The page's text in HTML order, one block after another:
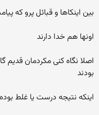
بین اینکاها و قبائل پرو که
اونها هم خدا دارند
اصلا نگاه کنی مکردمان قدیم
بودند
اینکه نتیجه درست یا غلط